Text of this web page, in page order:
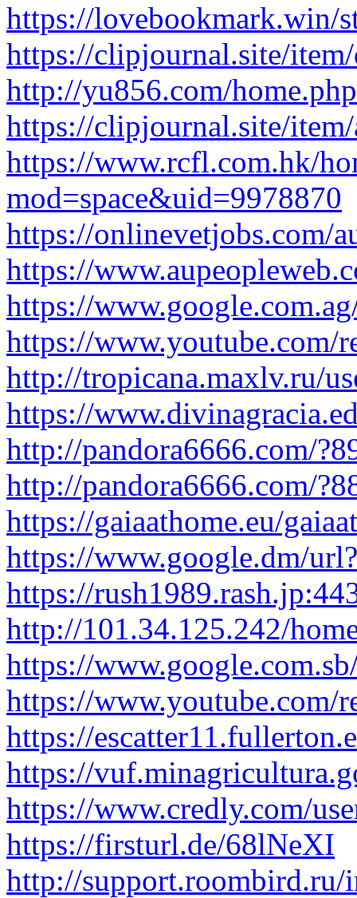
https://lovebookmark.win/
https://clipjournal.site/
http://yu856.com/
https://clipjournal.site/
https://www.rcfl.com.hk/
mod=space&uid=9978870
https://onlinevetjobs.com/
https://
https://
https://www.youtube.com/
http://tropicana.maxlv.ru/
https://
http://pandora6666.com/
http://pandora6666.com/
https://gaiaathome.eu/
https://www.google.dm/
https://
http://101.34.125.242/
https://
https://www.youtube.com/
https://
https://
https://www.credly.com/
https://firsturl.de/68lNeXI
http://support.roombird.ru/